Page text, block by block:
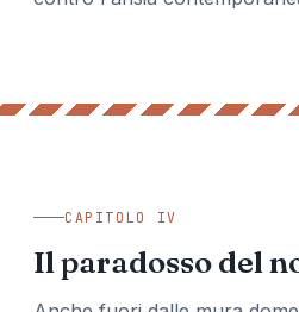
CAPITOLO IV
Il paradosso del